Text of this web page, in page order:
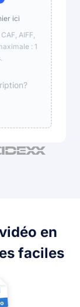
ici
AIFF,
: 1
en
faciles